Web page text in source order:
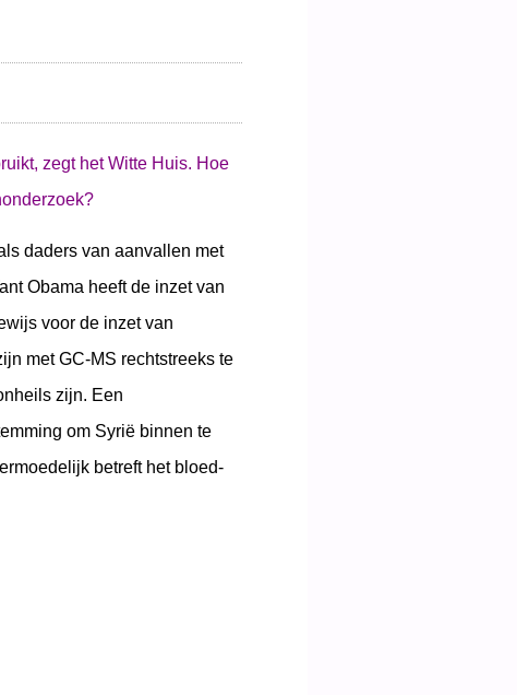
zegt het Witte Huis. Hoe
daders van aanvallen met
Obama heeft de inzet van
voor de inzet van
met GC-MS rechtstreeks te
zijn. Een
om Syrië binnen te
betreft het bloed-